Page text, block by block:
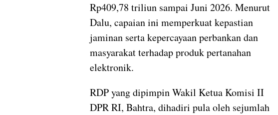
Rp409,78 triliun sampai Juni 2026. Menurut
Dalu, capaian ini memperkuat kepastian
jaminan serta kepercayaan perbankan dan
masyarakat terhadap produk pertanahan
elektronik.
RDP yang dipimpin Wakil Ketua Komisi II
DPR RI, Bahtra, dihadiri pula oleh sejumlah